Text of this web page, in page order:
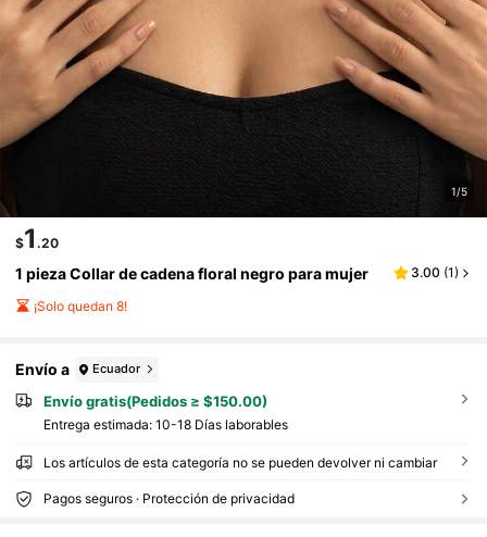
1/5
$1 .20
1 pieza Collar de cadena floral negro para mujer 3.00 (1)
¡Solo quedan 8!
Envío a Ecuador
Envío gratis(Pedidos ≥ $150.00)
Entrega estimada: 10-18 Días laborables
Los artículos de esta categoría no se pueden devolver ni cambiar
Pagos seguros · Protección de privacidad